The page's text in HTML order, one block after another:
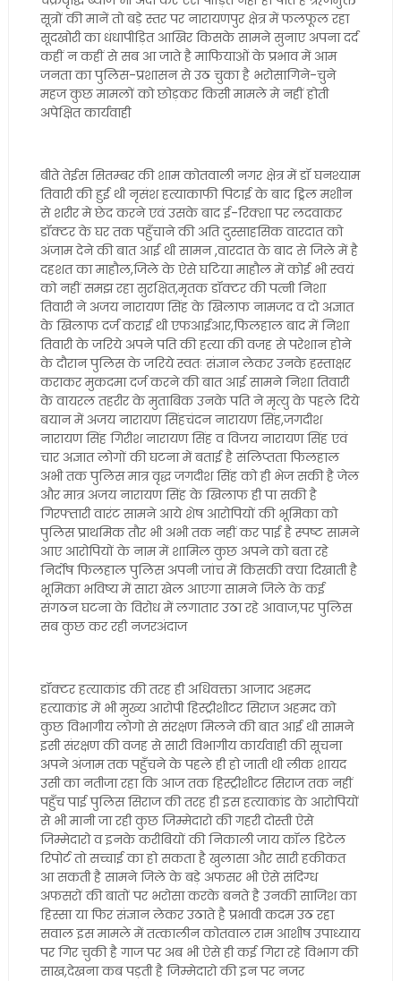
सूत्रों की मानें तो बड़े स्तर पर नारायणपुर क्षेत्र में फलफूल रहा
सूदखोरी का धंधापीड़ित आखिर किसके सामने सुनाए अपना दर्द
कहीं न कहीं से सब आ जाते है माफियाओं के प्रभाव में आम
जनता का पुलिस-प्रशासन से उठ चुका है भरोसागिने-चुने
महज कुछ मामलों को छोड़कर किसी मामले मे नहीं होती
अपेक्षित कार्यवाही
बीते तेईस सितम्बर की शाम कोतवाली नगर क्षेत्र में डॉ घनश्याम
तिवारी की हुई थी नृसंश हत्याकाफी पिटाई के बाद ड्रिल मशीन
से शरीर मे छेद करने एवं उसके बाद ई-रिक्शा पर लदवाकर
डॉक्टर के घर तक पहुँचाने की अति दुस्साहसिक वारदात को
अंजाम देने की बात आई थी सामन ,वारदात के बाद से जिले में है
दहशत का माहौल,जिले के ऐसे घटिया माहौल में कोई भी स्वयं
को नहीं समझ रहा सुरक्षित,मृतक डॉक्टर की पत्नी निशा
तिवारी ने अजय नारायण सिंह के खिलाफ नामजद व दो अज्ञात
के खिलाफ दर्ज कराई थी एफआईआर,फिलहाल बाद में निशा
तिवारी के जरिये अपने पति की हत्या की वजह से परेशान होने
के दौरान पुलिस के जरिये स्वतः संज्ञान लेकर उनके हस्ताक्षर
कराकर मुकदमा दर्ज करने की बात आई सामने निशा तिवारी
के वायरल तहरीर के मुताबिक उनके पति ने मृत्यु के पहले दिये
बयान में अजय नारायण सिंहचंदन नारायण सिंह,जगदीश
नारायण सिंह गिरीश नारायण सिंह व विजय नारायण सिंह एवं
चार अज्ञात लोगों की घटना में बताई है संलिप्तता फिलहाल
अभी तक पुलिस मात्र वृद्ध जगदीश सिंह को ही भेज सकी है जेल
और मात्र अजय नारायण सिंह के खिलाफ ही पा सकी है
गिरफ्तारी वारंट सामने आये शेष आरोपियों की भूमिका को
पुलिस प्राथमिक तौर भी अभी तक नहीं कर पाई है स्पष्ट सामने
आए आरोपियों के नाम में शामिल कुछ अपने को बता रहे
निर्दोष फिलहाल पुलिस अपनी जांच में किसकी क्या दिखाती है
भूमिका भविष्य में सारा खेल आएगा सामने जिले के कई
संगठन घटना के विरोध में लगातार उठा रहे आवाज,पर पुलिस
सब कुछ कर रही नजरअंदाज
डॉक्टर हत्याकांड की तरह ही अधिवक्ता आजाद अहमद
हत्याकांड में भी मुख्य आरोपी हिस्ट्रीशीटर सिराज अहमद को
कुछ विभागीय लोगो से संरक्षण मिलने की बात आई थी सामने
इसी संरक्षण की वजह से सारी विभागीय कार्यवाही की सूचना
अपने अंजाम तक पहुँचने के पहले ही हो जाती थी लीक शायद
उसी का नतीजा रहा कि आज तक हिस्ट्रीशीटर सिराज तक नहीं
पहुँच पाई पुलिस सिराज की तरह ही इस हत्याकांड के आरोपियों
से भी मानी जा रही कुछ जिम्मेदारो की गहरी दोस्ती ऐसे
जिम्मेदारो व इनके करीबियों की निकाली जाय कॉल डिटेल
रिपोर्ट तो सच्चाई का हो सकता है खुलासा और सारी हकीकत
आ सकती है सामने जिले के बड़े अफसर भी ऐसे संदिग्ध
अफसरों की बातों पर भरोसा करके बनते है उनकी साजिश का
हिस्सा या फिर संज्ञान लेकर उठाते है प्रभावी कदम उठ रहा
सवाल इस मामले में तत्कालीन कोतवाल राम आशीष उपाध्याय
पर गिर चुकी है गाज पर अब भी ऐसे ही कई गिरा रहे विभाग की
साख,देखना कब पड़ती है जिम्मेदारो की इन पर नजर